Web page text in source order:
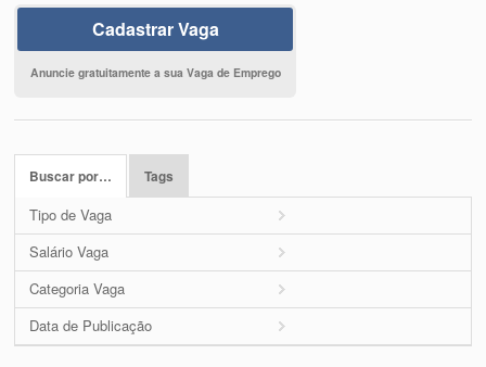
Cadastrar Vaga
Anuncie gratuitamente a sua Vaga de Emprego
Buscar por… Tags
Tipo de Vaga
Salário Vaga
Categoria Vaga
Data de Publicação